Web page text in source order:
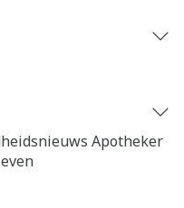
Apotheker